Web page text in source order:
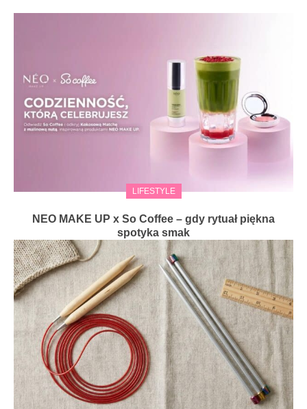
LIFESTYLE
NEO MAKE UP x So Coffee – gdy rytuał piękna
spotyka smak